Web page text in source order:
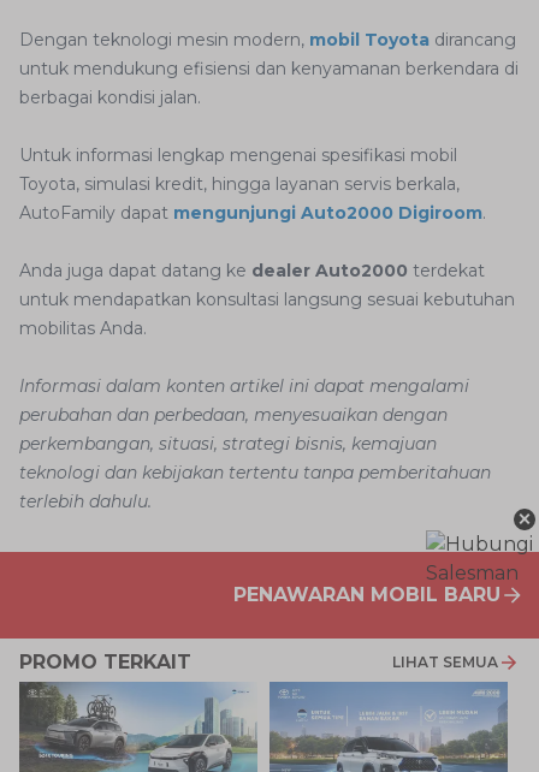
Dengan teknologi mesin modern, mobil Toyota dirancang
untuk mendukung efisiensi dan kenyamanan berkendara di
berbagai kondisi jalan.
Untuk informasi lengkap mengenai spesifikasi mobil
Toyota, simulasi kredit, hingga layanan servis berkala,
AutoFamily dapat mengunjungi Auto2000 Digiroom.
Anda juga dapat datang ke dealer Auto2000 terdekat
untuk mendapatkan konsultasi langsung sesuai kebutuhan
mobilitas Anda.
Informasi dalam konten artikel ini dapat mengalami
perubahan dan perbedaan, menyesuaikan dengan
perkembangan, situasi, strategi bisnis, kemajuan
teknologi dan kebijakan tertentu tanpa pemberitahuan
terlebih dahulu.
PENAWARAN MOBIL BARU
PROMO TERKAIT LIHAT SEMUA
×